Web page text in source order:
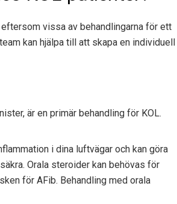
vissa av behandlingarna för ett
kan hjälpa till att skapa en individuell
är en primär behandling för KOL.
i dina luftvägar och kan göra
Orala steroider kan behövas för
för AFib. Behandling med orala